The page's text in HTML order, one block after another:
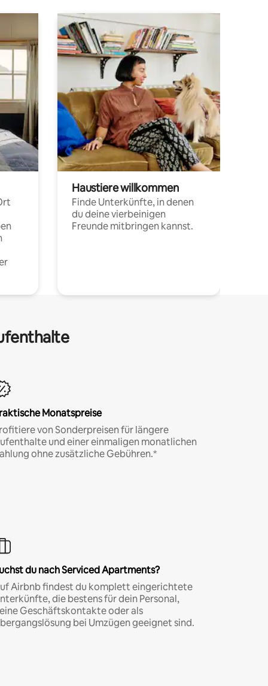
Haustiere willkommen
Finde Unterkünfte, in denen
du deine vierbeinigen
Freunde mitbringen kannst.
Monatspreise
von Sonderpreisen für längere
und einer einmaligen monatlichen
ohne zusätzliche Gebühren.*
du nach Serviced Apartments?
Airbnb findest du komplett eingerichtete
die bestens für dein Personal,
Geschäftskontakte oder als
bei Umzügen geeignet sind.